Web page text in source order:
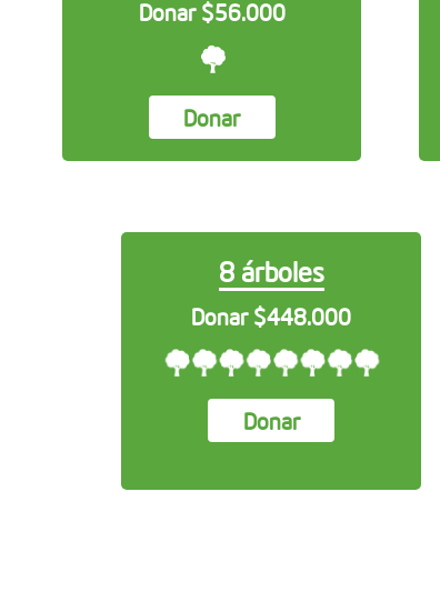
Donar $56.000
Donar
8 árboles
Donar $448.000
Donar